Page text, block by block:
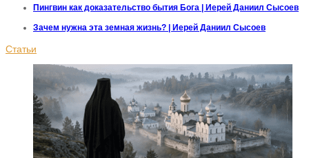
Пингвин как доказательство бытия Бога | Иерей Даниил Сысоев
Зачем нужна эта земная жизнь? | Иерей Даниил Сысоев
Статьи